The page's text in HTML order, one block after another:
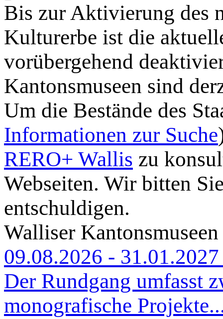
Bis zur Aktivierung des
Kulturerbe ist die
vorübergehend
Kantonsmuseen sind
Um die Bestände des
Informationen zur Suche
RERO+ Wallis zu
Webseiten. Wir bitten
entschuldigen.
Walliser Kantonsmuseen
09.08.2026 -
Der Rundgang umfasst
monografische